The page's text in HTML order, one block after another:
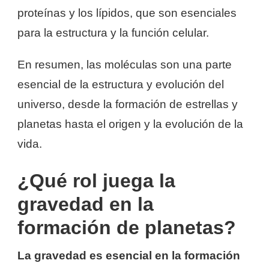
proteínas y los lípidos, que son esenciales
para la estructura y la función celular.
En resumen, las moléculas son una parte
esencial de la estructura y evolución del
universo, desde la formación de estrellas y
planetas hasta el origen y la evolución de la
vida.
¿Qué rol juega la
gravedad en la
formación de planetas?
La gravedad es esencial en la formación